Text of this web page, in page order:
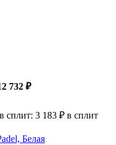
732 ₽
сплит: 3 183 ₽ в сплит
Белая